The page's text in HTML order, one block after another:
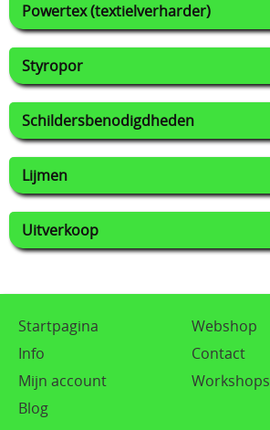
Powertex (textielverharder)
Styropor
Schildersbenodigdheden
Lijmen
Uitverkoop
Startpagina
Webshop
Info
Contact
Mijn account
Workshops
Blog